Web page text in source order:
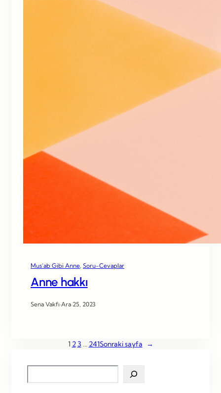
Mus’ab Gibi Anne Soru-Cevaplar
Anne hakkı
Sena Vakfı·Ara 25, 2023
1 23 … 241Sonraki sayfa →
e